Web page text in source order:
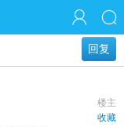
回复
楼主
收藏